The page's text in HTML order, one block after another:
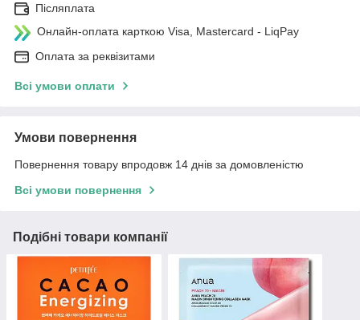
Післяплата
Онлайн-оплата карткою Visa, Mastercard - LiqPay
Оплата за реквізитами
Всі умови оплати
Умови повернення
Повернення товару впродовж 14 днів за домовленістю
Всі умови повернення
Подібні товари компанії